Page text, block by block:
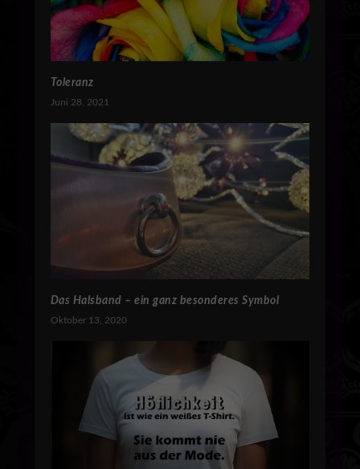
Toleranz
Juni 28, 2021
Das Halsband – ein ganz besonderes Symbol
Oktober 13, 2020